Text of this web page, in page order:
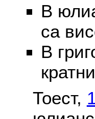
В
са
В
Тоест,